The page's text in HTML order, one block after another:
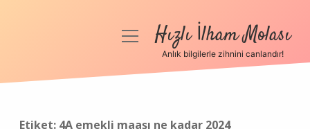
Anasayfa
menüyüHızlı İlham Molası
Anlık bilgilerle zihnini canlandır!
Etiket: 4A emekli maaşı ne kadar 2024